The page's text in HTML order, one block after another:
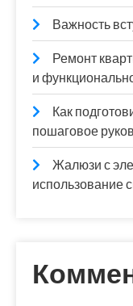
Важность
Ремонт
и
Как
пошаговое
Жалюзи с
использование